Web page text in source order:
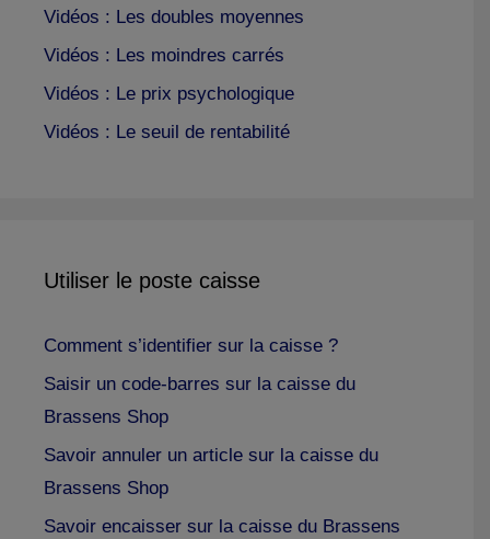
Vidéos : Les doubles moyennes
Vidéos : Les moindres carrés
Vidéos : Le prix psychologique
Vidéos : Le seuil de rentabilité
Utiliser le poste caisse
Comment s’identifier sur la caisse ?
Saisir un code-barres sur la caisse du
Brassens Shop
Savoir annuler un article sur la caisse du
Brassens Shop
Savoir encaisser sur la caisse du Brassens